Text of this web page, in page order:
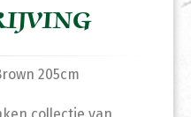
205cm